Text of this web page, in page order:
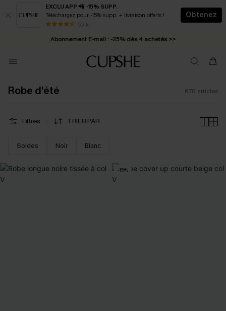
EXCLU APP 📲 -15% SUPP.
Téléchargez pour -15% supp. + livraison offerts !
50 k+
Obtenez
* Livraison éclair 2-3 jours ouvrés >>
Abonnement E-mail : -25% dès 4 achetés >>
Robe d'été 670 articles
Filtres TRIER PAR
Soldes Noir Blanc
-15%